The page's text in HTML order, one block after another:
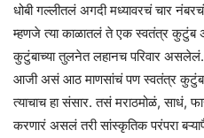
धोबी गल्लीतलं अगदी मध्यावरचं चार
म्हणजे त्या काळातलं ते एक स्वतंत्र कुटुंब
कुटुंबाच्या तुलनेत लहानच परिवार
आजी असं आठ माणसांचं पण स्वतंत्र
त्याचाच हा संसार. तसं मराठमोळं,
करणारं असलं तरी सांस्कृतिक परंपरा